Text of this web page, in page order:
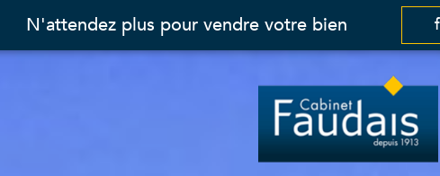
N'attendez plus pour vendre votre bien